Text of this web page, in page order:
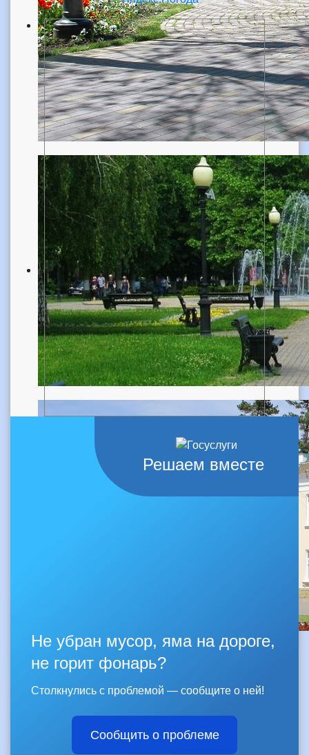
Решаем вместе
Не убран мусор, яма на дороге,
не горит фонарь?
Столкнулись с проблемой — сообщите о ней!
Сообщить о проблеме